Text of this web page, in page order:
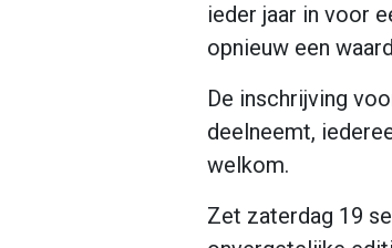
ieder jaar in voor
opnieuw een
De inschrijving
deelneemt,
welkom.
Zet zaterdag 19